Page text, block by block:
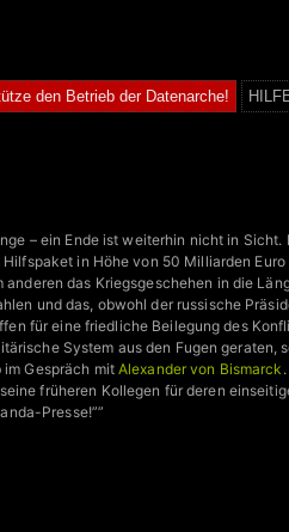
den Betrieb der Datenarche!
– ein Ende ist weiterhin nicht in
in Höhe von 50 Milliarden
das Kriegsgeschehen in die
und das, obwohl der russische
für eine friedliche Beilegung des
System aus den Fugen geraten,
Gespräch mitAlexander von Bismarck
früheren Kollegen für deren
Presse!””